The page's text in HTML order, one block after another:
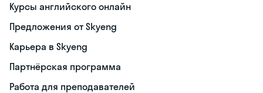
Курсы английского онлайн
Предложения от Skyeng
Карьера в Skyeng
Партнёрская программа
Работа для преподавателей